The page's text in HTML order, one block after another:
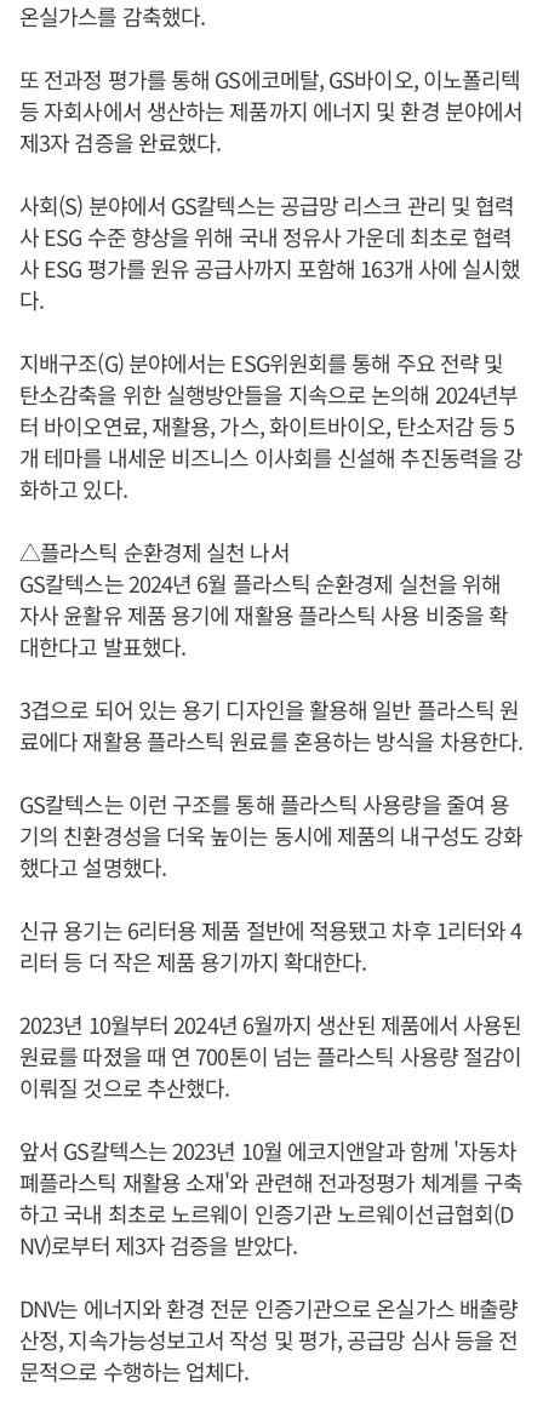
온실가스를 감축했다.
또 전과정 평가를 통해 GS에코메탈, GS바이오, 이노폴리텍
등 자회사에서 생산하는 제품까지 에너지 및 환경 분야에서
제3자 검증을 완료했다.
사회(S) 분야에서 GS칼텍스는 공급망 리스크 관리 및 협력
사 ESG 수준 향상을 위해 국내 정유사 가운데 최초로 협력
사 ESG 평가를 원유 공급사까지 포함해 163개 사에 실시했
다.
지배구조(G) 분야에서는 ESG위원회를 통해 주요 전략 및
탄소감축을 위한 실행방안들을 지속으로 논의해 2024년부
터 바이오연료, 재활용, 가스, 화이트바이오, 탄소저감 등 5
개 테마를 내세운 비즈니스 이사회를 신설해 추진동력을 강
화하고 있다.
△플라스틱 순환경제 실천 나서
GS칼텍스는 2024년 6월 플라스틱 순환경제 실천을 위해
자사 윤활유 제품 용기에 재활용 플라스틱 사용 비중을 확
대한다고 발표했다.
3겹으로 되어 있는 용기 디자인을 활용해 일반 플라스틱 원
료에다 재활용 플라스틱 원료를 혼용하는 방식을 차용한다.
GS칼텍스는 이런 구조를 통해 플라스틱 사용량을 줄여 용
기의 친환경성을 더욱 높이는 동시에 제품의 내구성도 강화
했다고 설명했다.
신규 용기는 6리터용 제품 절반에 적용됐고 차후 1리터와 4
리터 등 더 작은 제품 용기까지 확대한다.
2023년 10월부터 2024년 6월까지 생산된 제품에서 사용된
원료를 따졌을 때 연 700톤이 넘는 플라스틱 사용량 절감이
이뤄질 것으로 추산했다.
앞서 GS칼텍스는 2023년 10월 에코지앤알과 함께 '자동차
폐플라스틱 재활용 소재'와 관련해 전과정평가 체계를 구축
하고 국내 최초로 노르웨이 인증기관 노르웨이선급협회(D
NV)로부터 제3자 검증을 받았다.
DNV는 에너지와 환경 전문 인증기관으로 온실가스 배출량
산정, 지속가능성보고서 작성 및 평가, 공급망 심사 등을 전
문적으로 수행하는 업체다.